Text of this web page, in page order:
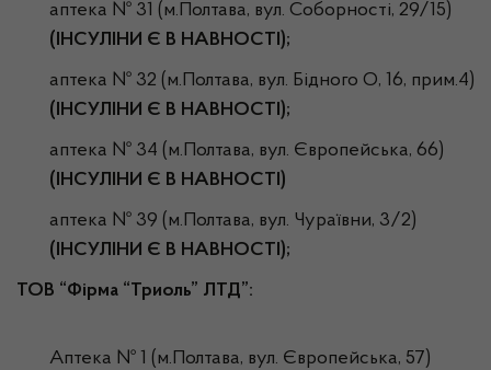
аптека № 31 (м.Полтава, вул. Соборності, 29/15)
(ІНСУЛІНИ Є В НАВНОСТІ);
аптека № 32 (м.Полтава, вул. Бідного О, 16, прим.4)
(ІНСУЛІНИ Є В НАВНОСТІ);
аптека № 34 (м.Полтава, вул. Європейська, 66)
(ІНСУЛІНИ Є В НАВНОСТІ)
аптека № 39 (м.Полтава, вул. Чураївни, 3/2)
(ІНСУЛІНИ Є В НАВНОСТІ);
ТОВ “Фірма “Триоль” ЛТД”:
Аптека № 1 (м.Полтава, вул. Європейська, 57)